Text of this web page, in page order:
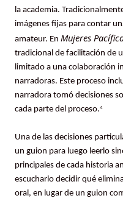
la academia.
imágenes fijas para contar
amateur. En Mujeres
tradicional de facilitación de
limitado a una colaboración
narradoras. Este proceso
narradora tomó decisiones
cada parte del proceso.4
Una de las decisiones
un guion para luego leerlo
principales de cada historia
escucharlo decidir qué
oral, en lugar de un guion